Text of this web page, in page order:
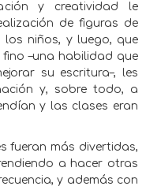
y creatividad le
de figuras de
niños, y luego, que
–una habilidad que
su escritura–, les
y, sobre todo, a
y las clases eran
fueran más divertidas,
a hacer otras
y además con